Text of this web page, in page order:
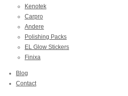
Kenotek
Carpro
Andere
Polishing Packs
EL Glow Stickers
Finixa
Blog
Contact